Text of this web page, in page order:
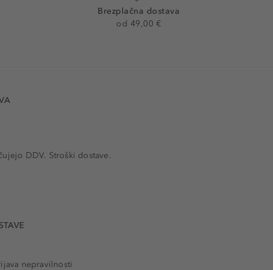
Brezplačna dostava
od 49,00 €
DDV. Stroški dostave.
nepravilnosti